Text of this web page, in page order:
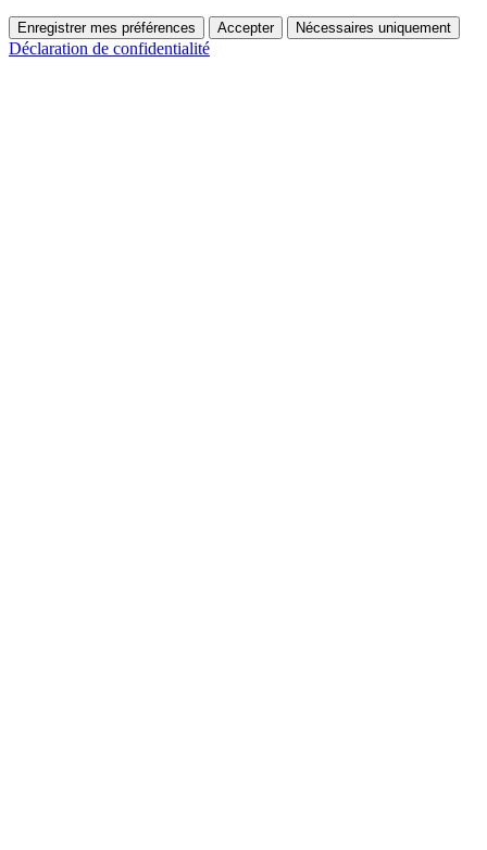
Enregistrer mes préférences Accepter Nécessaires uniquement
Déclaration de confidentialité